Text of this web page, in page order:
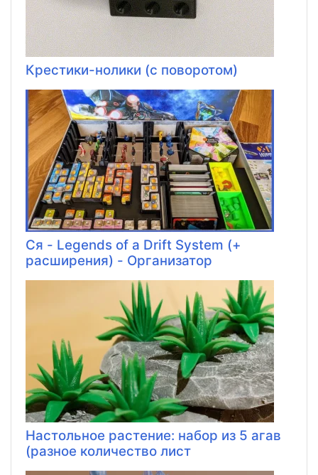
Крестики-нолики (с поворотом)
Ся - Legends of a Drift System (+
расширения) - Организатор
Настольное растение: набор из 5 агав
(разное количество лист